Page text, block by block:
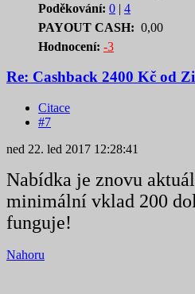
Poděkování: 0 | 4
PAYOUT CASH: 0,00
Hodnocení: -3
Re: Cashback 2400 Kč od
Citace
#7
ned 22. led 2017 12:28:41
Nabídka je znovu
minimální vklad 200
funguje!
Nahoru